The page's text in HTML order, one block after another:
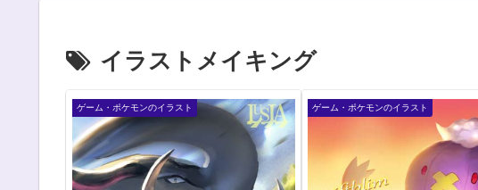
イラストメイキング
ゲーム・ポケモンのイラスト ゲーム・ポケモンのイラスト